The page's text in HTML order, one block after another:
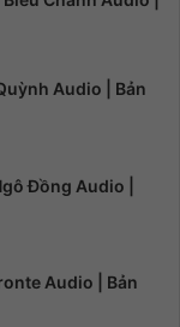
Audio | Bản
Đồng Audio |
Audio | Bản